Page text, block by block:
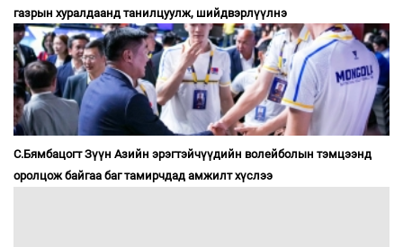
газрын хуралдаанд танилцуулж, шийдвэрлүүлнэ
С.Бямбацогт Зүүн Азийн эрэгтэйчүүдийн волейболын тэмцээнд
оролцож байгаа баг тамирчдад амжилт хүслээ